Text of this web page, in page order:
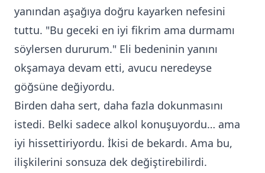
yanından aşağıya doğru kayarken nefesini
tuttu. "Bu geceki en iyi fikrim ama durmamı
söylersen dururum." Eli bedeninin yanını
okşamaya devam etti, avucu neredeyse
göğsüne değiyordu.
Birden daha sert, daha fazla dokunmasını
istedi. Belki sadece alkol konuşuyordu… ama
iyi hissettiriyordu. İkisi de bekardı. Ama bu,
ilişkilerini sonsuza dek değiştirebilirdi.